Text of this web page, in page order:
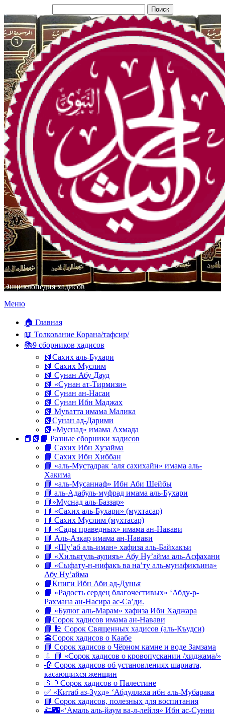
Энциклопедия хадисов
Перейти
содержимому
Меню
🏠 Главная
📖 Толкование Корана/тафсир/
📚9 сборников хадисов
📗Сахих аль-Бухари
📗 Сахих Муслим
📗 Сунан Абу Дауд
📗 «Сунан ат-Тирмизи»
📗 Сунан ан-Насаи
📗 Сунан Ибн Маджах
📗 Муватта имама Малика
📗Сунан ад-Дарими
📗»Муснад» имама Ахмада
📕📗📘 Разные сборники хадисов
📘 Сахих Ибн Хузайма
📘 Сахих Ибн Хиббан
📘 «аль-Мустадрак ‘аля сахихайн» имама аль-
Хакима
📘 «аль-Мусаннаф» Ибн Аби Шейбы
📘 аль-Адабуль-муфрад имама аль-Бухари
📘»Муснад аль-Баззар»
📘 «Сахих аль-Бухари» (мухтасар)
📘 Сахих Муслим (мухтасар)
📘 «Сады праведных» имама ан-Навави
📘 Аль-Азкар имама ан-Навави
📘 «Шу’аб аль-иман» хафиза аль-Байхакъи
📘 «Хильятуль-аулияъ» Абу Ну’айма аль-Асфахани
📘 «Сыфату-н-нифакъ ва на’ту аль-мунафикъина»
Абу Ну’айма
📘Книги Ибн Аби ад-Дунья
📘 «Радость сердец благочестивых» ‘Абду-р-
Рахмана ан-Насира ас-Са’ди.
📘 «Булюг аль-Марам» хафиза Ибн Хаджара
📘Сорок хадисов имама ан-Навави
📘 🕌 Сорок Священных хадисов (аль-Къудси)
🕋Сорок хадисов о Каабе
📘 Сорок хадисов о Чёрном камне и воде Замзама
💉 📘 «Сорок хадисов о кровопускании /хиджама/»
🥀 Сорок хадисов об установлениях шариата,
касающихся женщин
🇸🇩Сорок хадисов о Палестине
✅ «Китаб аз-Зухд» ‘Абдуллаха ибн аль-Мубарака
📘 Сорок хадисов, полезных для воспитания
🌅🌃«‘Амаль аль-йаум ва-л-лейля» Ибн ас-Сунни